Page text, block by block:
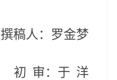
撰稿人：罗金梦
初 审： 于 洋